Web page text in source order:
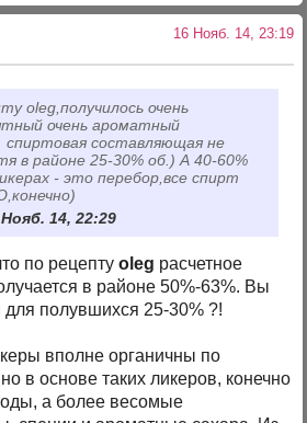
16 Нояб. 14, 23:19
oleg,получилось очень
очень ароматный
составляющая не
в районе 25-30% об.) А 40-60%
- это перебор,все спирт
14, 22:29
по рецептуoleg расчетное
в районе 50%-63%. Вы
полувшихся 25-30% ?!
вполне органичны по
в основе таких ликеров, конечно
а более весомые